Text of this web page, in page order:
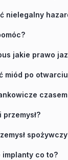
nielegalny
jakie prawo
miód po
implanty co to?